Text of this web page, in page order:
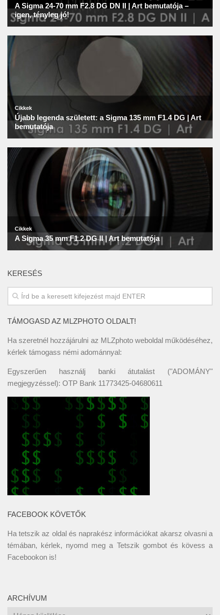
KERESÉS
TÁMOGASD AZ MLZPHOTO OLDALT!
Ha szeretnél hozzájárulni az MLZphoto weboldal működéséhez,
kérlek támogass némi adománnyal:
Egyszerűen használj banki átutalást ("ADOMÁNY"
megjegyzéssel): OTP Bank 11773425-04680611
FACEBOOK KÖVETŐK
Ha tetszik az oldal és naprakész információkat akarsz olvasni a
témában, kérlek, nyomd meg a Tetszik gombot és kövess a
Facebookon is!
ARCHÍVUM
Archívum